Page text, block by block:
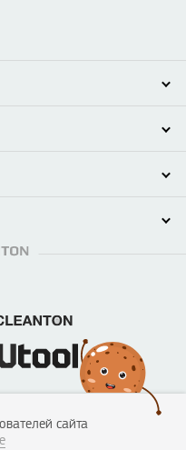
сайта